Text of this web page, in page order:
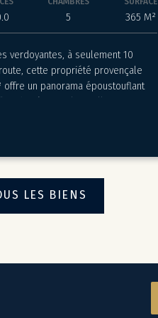
5 365 M²
verdoyantes, à seulement 10
cette propriété provençale
offre un panorama époustouflant
terrain d’environ 20.000 m², la villa
un salon TV, une salle à manger
avec coin repas. Les 5
ouvrant sur les terrasses
et intimité à toute la famille
Une cuisine professionnelle
complètent les espaces
LES BIENS